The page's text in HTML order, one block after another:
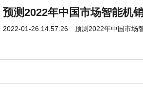
预测2022年中国市场智能机
2022-01-26 14:57:26 预测2022年中国市场